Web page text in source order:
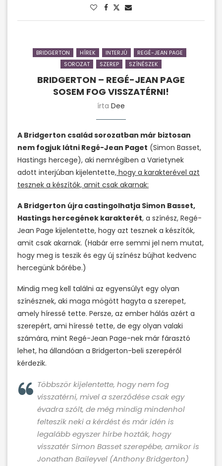
BRIDGERTON HÍREK INTERJÚ
REGÉ-JEAN PAGE
SOROZAT
SZEREP SZÍNÉSZEK
BRIDGERTON – REGÉ-JEAN PAGE
SOSEM FOG VISSZATÉRNI!
írta Dee
A Bridgerton család sorozatban már biztosan
nem fogjuk látni Regé-Jean Paget (Simon Basset,
Hastings hercege), aki nemrégiben a Varietynek
adott interjúban kijelentette, hogy a karakterével azt
tesznek a készítők, amit csak akarnak:
A Bridgerton újra castingolhatja Simon Basset,
Hastings hercegének karakterét, a színész, Regé-
Jean Page kijelentette, hogy azt tesznek a készítők,
amit csak akarnak. (Habár erre semmi jel nem mutat,
hogy meg is teszik és egy új színész bújhat kedvenc
hercegünk bőrébe.)
Mindig meg kell találni az egyensúlyt egy olyan
színésznek, aki maga mögött hagyta a szerepet,
amely híressé tette. Persze, az ember hálás azért a
szerepért, ami híressé tette, de egy olyan valaki
számára, mint Regé-Jean Page-nek már fárasztó
lehet, ha állandóan a Bridgerton-beli szerepéről
kérdezik.
Többször kijelentette, hogy nem fog
visszatérni, mivel a szerződése csak egy
évadra szólt, de még mindig mindenhol
felteszik neki a kérdést és már idén is
legalább egyszer hírbe hozták, hogy
visszatér Simon Basset szerepébe, amikor is
Jonathan Baileyvel (Anthony Bridgerton)